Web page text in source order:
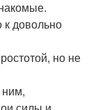
довольно
но не
ним,